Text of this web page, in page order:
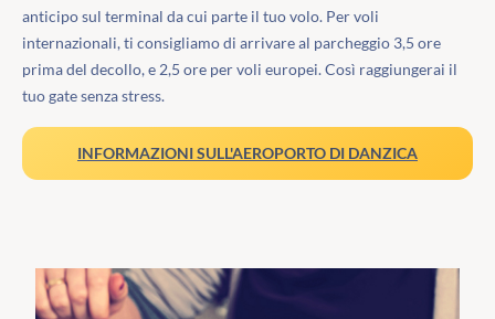
anticipo sul terminal da cui parte il tuo volo. Per voli
internazionali, ti consigliamo di arrivare al parcheggio 3,5 ore
prima del decollo, e 2,5 ore per voli europei. Così raggiungerai il
tuo gate senza stress.
INFORMAZIONI SULL'AEROPORTO DI DANZICA